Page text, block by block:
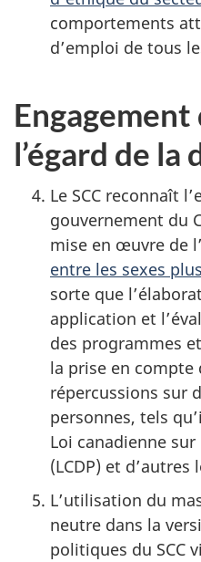
comportements
d’emploi de tous
Engagement
l’égard de la
Le SCC reconnaît
gouvernement du
mise en œuvre de l’
entre les sexes plus
sorte que
application et
des programmes
la prise en compte
répercussions sur
personnes, tels
Loi canadienne
(LCDP) et
L’utilisation du
neutre dans la
politiques du SCC